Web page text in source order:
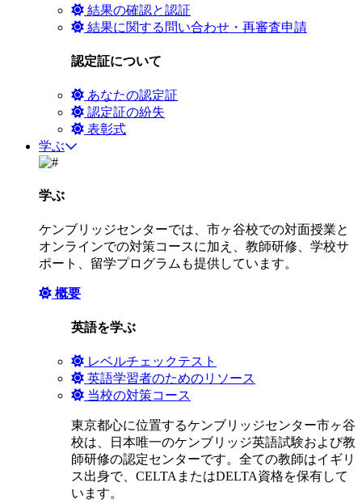
結果の確認と認証
結果に関する問い合わせ・再審査申請
認定証について
あなたの認定証
認定証の紛失
表彰式
学ぶ
学ぶ
ケンブリッジセンターでは、市ヶ谷校での対面授業と
オンラインでの対策コースに加え、教師研修、学校サ
ポート、留学プログラムも提供しています。
概要
英語を学ぶ
レベルチェックテスト
英語学習者のためのリソース
当校の対策コース
東京都心に位置するケンブリッジセンター市ヶ谷
校は、日本唯一のケンブリッジ英語試験および教
師研修の認定センターです。全ての教師はイギリ
ス出身で、CELTAまたはDELTA資格を保有して
います。